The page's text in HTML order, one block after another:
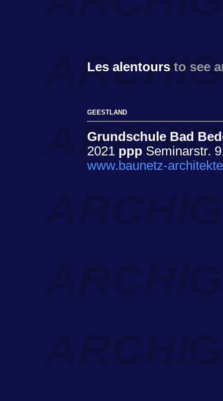
Les alentours to see
GEESTLAND
Grundschule Bad
2021 ppp Seminarstr.
www.baunetz-